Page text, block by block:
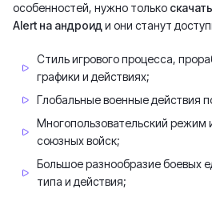
особенностей, нужно только
Alert на андроиди они станут
Стиль игрового процесса,
графики и действиях;
Глобальные военные действия
Многопользовательский режим
союзных войск;
Большое разнообразие боевых
типа и действия;